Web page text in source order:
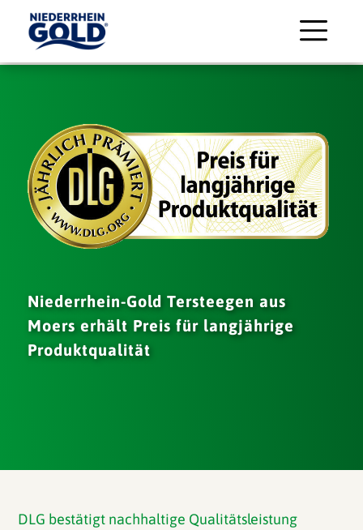
Niederrhein-Gold Tersteegen aus
Moers erhält Preis für langjährige
Produktqualität
DLG bestätigt nachhaltige Qualitätsleistung